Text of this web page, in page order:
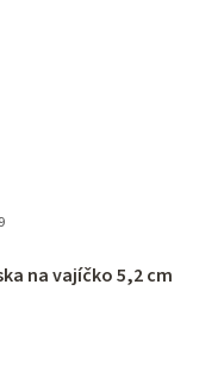
na vajíčko 5,2 cm